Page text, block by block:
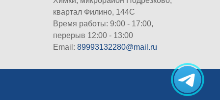
квартал Филино, 144С
Время работы: 9:00 - 17:00,
перерыв 12:00 - 13:00
Email:89993132280@mail.ru